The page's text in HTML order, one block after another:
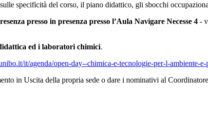
specificità del corso, il piano didattico, gli sbocchi
presso in presenza presso l’Aula Navigare Necesse 4 -
ed i laboratori chimici.
it/agenda/open-day--chimica-e-tecnologie-per-l-ambiente-
in Uscita della propria sede o dare i nominativi al